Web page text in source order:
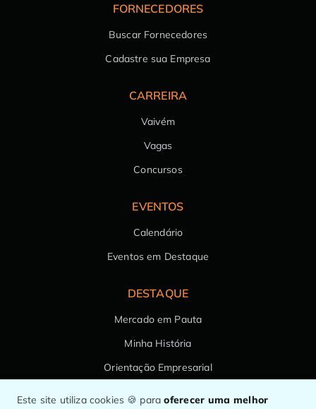
FORNECEDORES
Buscar Fornecedores
Cadastre sua Empresa
CARREIRA
Vaivém
Vagas
Concursos
EVENTOS
Calendário
Eventos em Destaque
DESTAQUE
Mercado em Pauta
Minha História
Orientação Empresarial
Este site utiliza cookies 🍪 paraoferecer uma melhor